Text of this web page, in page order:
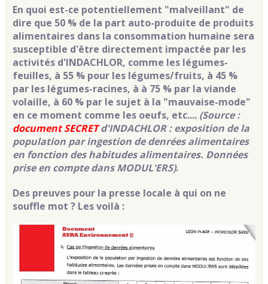
En quoi est-ce potentiellement "malveillant" de
dire que 50 % de la part auto-produite de produits
alimentaires dans la consommation humaine sera
susceptible d'être directement impactée par les
activités d'INDACHLOR, comme les légumes-
feuilles, à 55 % pour les légumes/fruits, à 45 %
par les légumes-racines, à à 75 % par la viande
volaille, à 60 % par le sujet à la "mauvaise-mode"
en ce moment comme les oeufs, etc.... (Source :
document SECRETd'INDACHLOR : exposition de la
population par ingestion de denrées alimentaires
en fonction des habitudes alimentaires. Données
prise en compte dans MODUL'ERS).
Des preuves pour la presse locale à qui on ne
souffle mot ? Les voilà :